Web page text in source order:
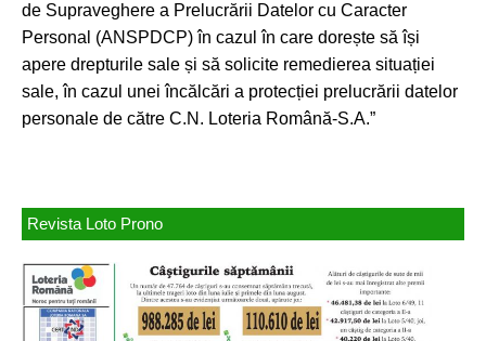
de Supraveghere a Prelucrării Datelor cu Caracter
Personal (ANSPDCP) în cazul în care dorește să își
apere drepturile sale și să solicite remedierea situației
sale, în cazul unei încălcări a protecției prelucrării datelor
personale de către C.N. Loteria Română-S.A.”
Revista Loto Prono